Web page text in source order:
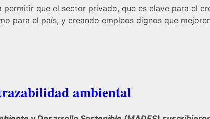
que el sector privado, que es clave para el
para el país, y creando empleos dignos que
ambiental